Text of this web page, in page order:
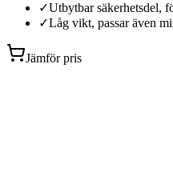
✓Utbytbar säkerhetsdel,
✓Låg vikt, passar även
Jämför pris